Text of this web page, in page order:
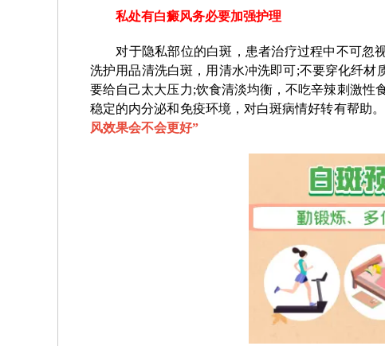
私处有白癜风务必要加强护理
对于隐私部位的白斑，患者治疗过程中不可忽
洗护用品清洗白斑，用清水冲洗即可;不要穿化纤
要给自己太大压力;饮食清淡均衡，不吃辛辣刺激性
稳定的内分泌和免疫环境，对白斑病情好转有帮助。
风效果会不会更好”